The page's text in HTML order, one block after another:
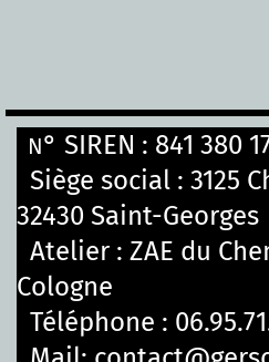
N° SIREN : 841 380
Siège social : 3125
32430 Saint-Georges
Atelier : ZAE du
Cologne
Téléphone :